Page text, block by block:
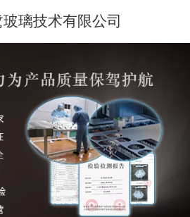
璃技术有限公司